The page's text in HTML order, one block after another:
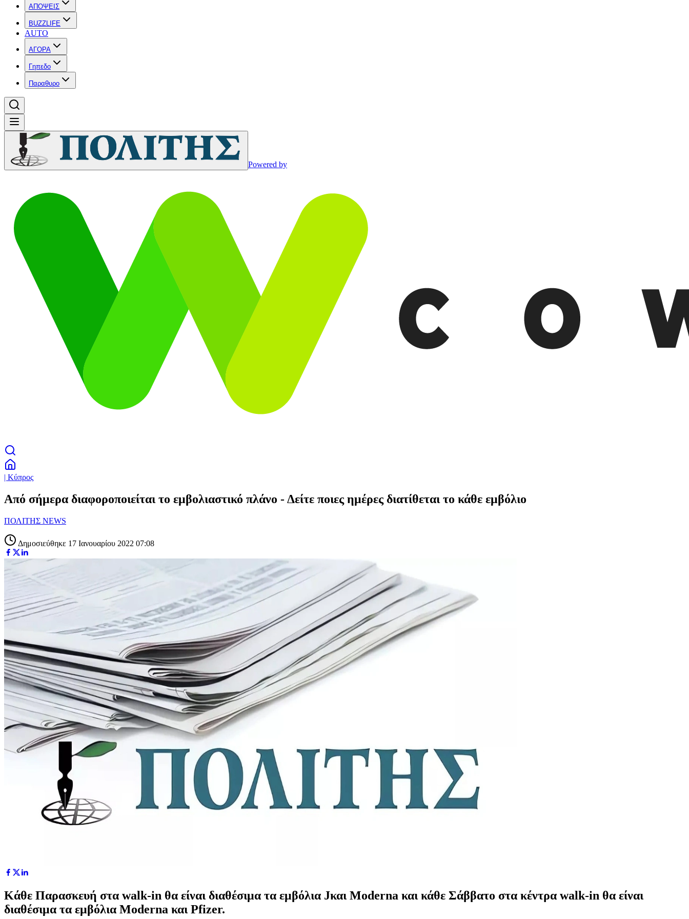
ΑΠΟΨΕΙΣ
BUZZLIFE
AUTO
ΑΓΟΡΑ
Γηπεδο
Παραθυρο
Powered by
| Κύπρος
Από σήμερα διαφοροποιείται το εμβολιαστικό πλάνο - Δείτε ποιες ημέρες διατίθεται το κάθε εμβόλιο
ΠΟΛΙΤΗΣ NEWS
Δημοσιεύθηκε 17 Ιανουαρίου 2022 07:08
Κάθε Παρασκευή στα walk-in θα είναι διαθέσιμα τα εμβόλια Jκαι Moderna και κάθε Σάββατο στα κέντρα walk-in θα είναι
διαθέσιμα τα εμβόλια Moderna και Pfizer.